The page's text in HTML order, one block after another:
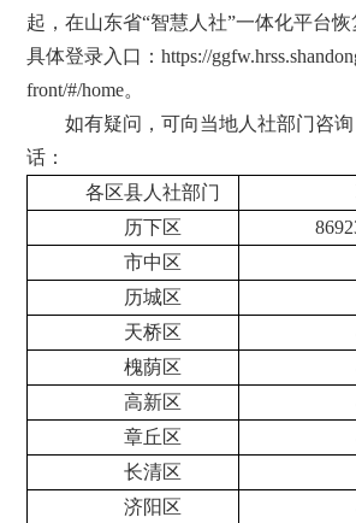
起，在山东省“智慧人社”一体化平台恢
具体登录入口：https://
front/#/home。
如有疑问，可向当地人社部门咨
话：
各区县人社部门
历下区
市中区
历城区
天桥区
槐荫区
高新区
章丘区
长清区
济阳区